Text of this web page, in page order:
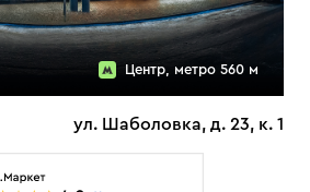
Центр, метро 560 м
ул. Шаболовка, д. 23, к. 1